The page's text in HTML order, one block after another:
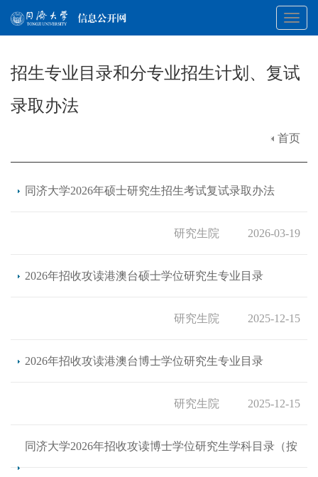
招生专业目录和分专业招生计划、复试
录取办法
首页
同济大学2026年硕士研究生招生考试复试录取办法
2026-03-19
研究生院
2026年招收攻读港澳台硕士学位研究生专业目录
2025-12-15
研究生院
2026年招收攻读港澳台博士学位研究生专业目录
2025-12-15
研究生院
同济大学2026年招收攻读博士学位研究生学科目录（按